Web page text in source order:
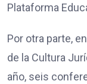
Plataforma
Por otra parte,
de la Cultura
año, seis